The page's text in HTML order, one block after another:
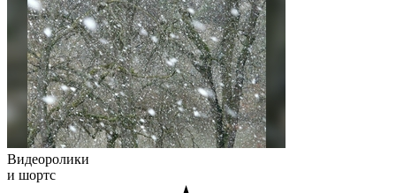
Видеоролики
и шортс